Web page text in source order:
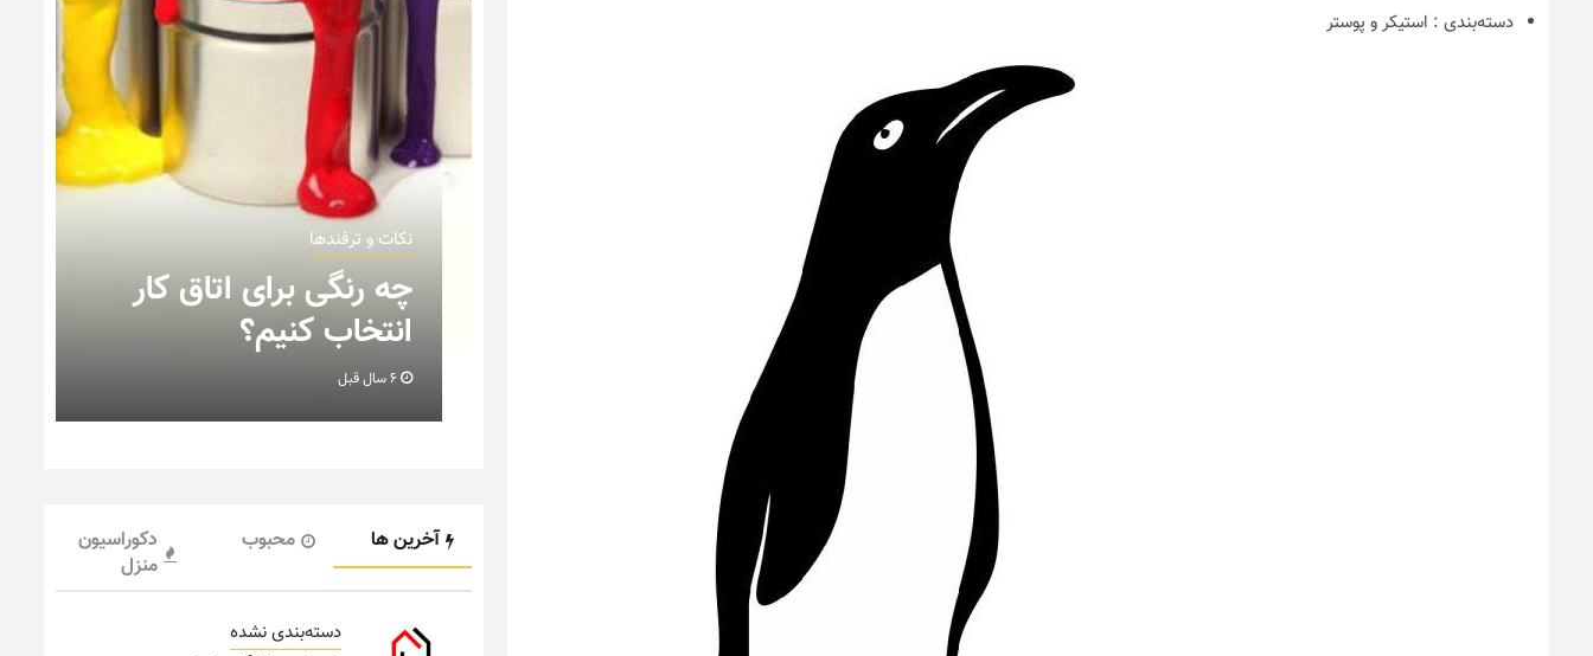
دسته‌بندی : استیکر و پوستر
دکوراسیون مدرن در خانه
نکات و ترفندها
دکوراسیون داخلی و
چیدمان خانه (جدیدترین
ایده‌ها و عکس‌ها)
نکات و ترفندها
چه رنگی برای اتاق کار
انتخاب کنیم؟
آخرین ها محبوب
دکوراسیون
منزل
دسته‌بندی نشده